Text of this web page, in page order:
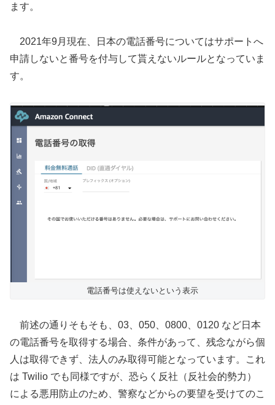
ます。
2021年9月現在、日本の電話番号についてはサポートへ
申請しないと番号を付与して貰えないルールとなっていま
す。
電話番号は使えないという表示
前述の通りそもそも、03、050、0800、0120 など日本
の電話番号を取得する場合、条件があって、残念ながら個
人は取得できず、法人のみ取得可能となっています。これ
は Twilio でも同様ですが、恐らく反社（ 反社会的勢力 ）
による悪用防止のため、警察などからの要望を受けてのこ